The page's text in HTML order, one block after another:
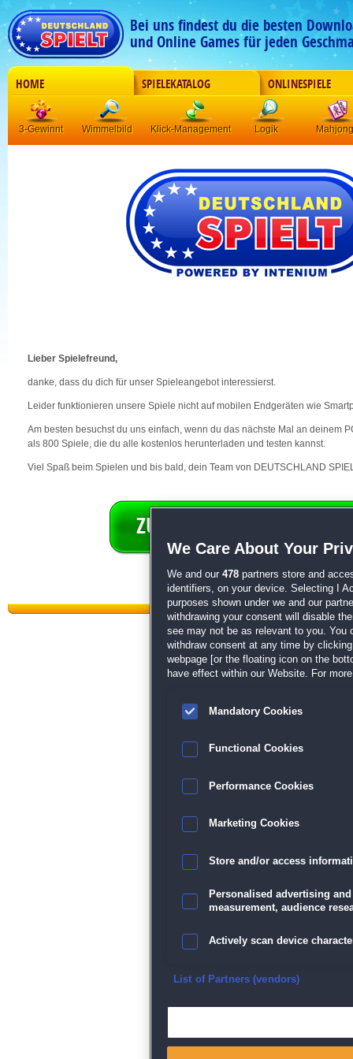
Bei uns findest du die besten
und Online Games für jeden
HOME SPIELEKATALOG ONLINESPIELE
3-Gewinnt Wimmelbild Klick-Management Logik Mahjong
Lieber Spielefreund,
danke, dass du dich für unser Spieleangebot interessierst.
Leider funktionieren unsere Spiele nicht auf mobilen Endgeräten wie
Am besten besuchst du uns einfach, wenn du das nächste Mal an deinem
als 800 Spiele, die du alle kostenlos herunterladen und testen kannst.
Viel Spaß beim Spielen und bis bald, dein Team von DEUTSCHLAND
Datenschutz| AGB|Impressum
We Care About Your
We and our 478 partners store and
identifiers, on your device. Selecting I
purposes shown under we and our
withdrawing your consent will disable
see may not be as relevant to you. You
withdraw consent at any time by
webpage [or the floating icon on the
have effect within our Website. For
Mandatory Cookies
Functional Cookies
Performance Cookies
Marketing Cookies
Store and/or access
Personalised advertising
measurement, audience
Actively scan device
Ensure security, prevent
List of Partners (vendors)